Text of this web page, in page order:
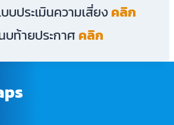
บบประเมินความเสี่ยงคลิก
บท้ายประกาศ คลิก